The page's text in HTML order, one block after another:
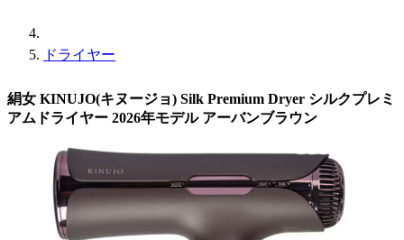
ドライヤー
絹女 KINUJO(キヌージョ) Silk Premium Dryer シルクプレミ
アムドライヤー 2026年モデル アーバンブラウン